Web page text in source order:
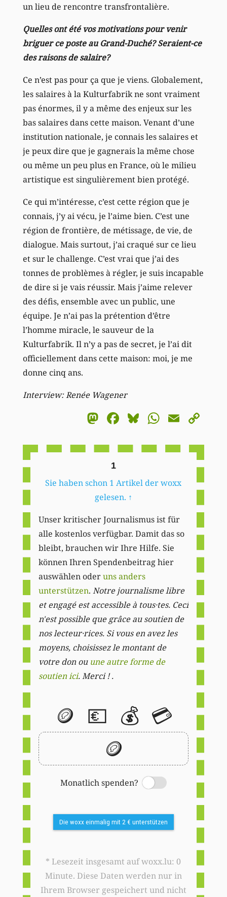
un lieu de rencontre transfrontalière.
Quelles ont été vos motivations pour venir
briguer ce poste au Grand-Duché? Seraient-ce
des raisons de salaire?
Ce n’est pas pour ça que je viens. Globalement,
les salaires à la Kulturfabrik ne sont vraiment
pas énormes, il y a même des enjeux sur les
bas salaires dans cette maison. Venant d’une
institution nationale, je connais les salaires et
je peux dire que je gagnerais la même chose
ou même un peu plus en France, où le milieu
artistique est singulièrement bien protégé.
Ce qui m’intéresse, c’est cette région que je
connais, j’y ai vécu, je l’aime bien. C’est une
région de frontière, de métissage, de vie, de
dialogue. Mais surtout, j’ai craqué sur ce lieu
et sur le challenge. C’est vrai que j’ai des
tonnes de problèmes à régler, je suis incapable
de dire si je vais réussir. Mais j’aime relever
des défis, ensemble avec un public, une
équipe. Je n’ai pas la prétention d’être
l’homme miracle, le sauveur de la
Kulturfabrik. Il n’y a pas de secret, je l’ai dit
officiellement dans cette maison: moi, je me
donne cinq ans.
Interview: Renée Wagener
Mastodon
Facebook
BlueskyEmail
1
Sie haben schon 1 Artikel der woxx
gelesen. ↑
Unser kritischer Journalismus ist für
alle kostenlos verfügbar. Damit das so
bleibt, brauchen wir Ihre Hilfe. Sie
können Ihren Spendenbeitrag hier
auswählen oderuns anders
unterstützen. Notre journalisme libre
et engagé est accessible à tous·tes. Ceci
n'est possible que grâce au soutien de
nos lecteur·rices. Si vous en avez les
moyens, choisissez le montant de
votre don ou une autre forme de
soutien ici. Merci ! .
🪙 💶 💰 💳
🪙
Monatlich spenden?
Switch
Die woxx einmalig mit 2 € unterstützen
* Lesezeit insgesamt auf woxx.lu: 0
Minute. Diese Daten werden nur in
Ihrem Browser gespeichert und nicht